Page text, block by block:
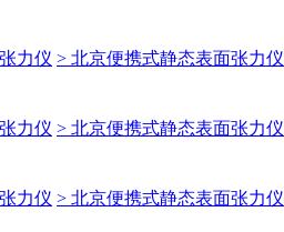
力仪 > 北京便携式静态表面张力仪
力仪 > 北京便携式静态表面张力仪
力仪 > 北京便携式静态表面张力仪